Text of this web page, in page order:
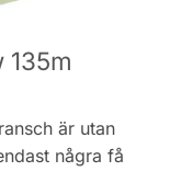
135m
är utan
några få